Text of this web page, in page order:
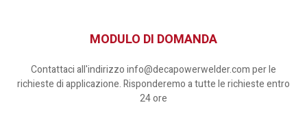
MODULO DI DOMANDA
Contattaci all'indirizzo info@decapowerwelder.com per le
richieste di applicazione. Risponderemo a tutte le richieste entro
24 ore